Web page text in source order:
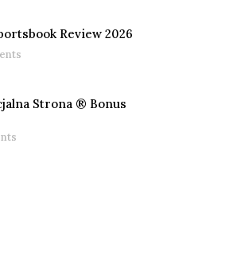
Review 2026
Strona ®️ Bonus